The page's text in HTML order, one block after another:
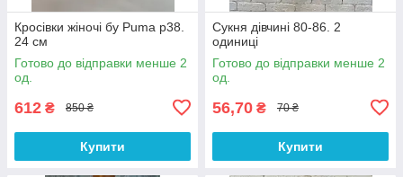
Кросівки жіночі бу Puma р38.
24 см
Готово до відправки менше 2
од.
612 ₴ 850 ₴
Купити
Сукня дівчині 80-86. 2
одиниці
Готово до відправки менше 2
од.
56,70 ₴ 70 ₴
Купити